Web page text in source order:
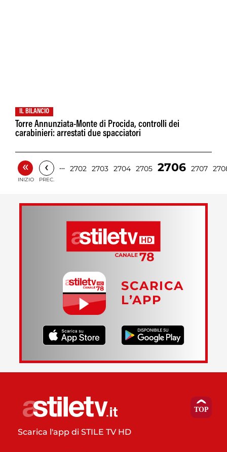
IL BILANCIO
Torre Annunziata-Monte di Procida, controlli dei
carabinieri: arrestati due spacciatori
«
INIZIO
‹
PREC.
… 2702 2703 2704 2705 2706 2707
SCARICA
L’APP
Scarica l'app di STILE TV HD